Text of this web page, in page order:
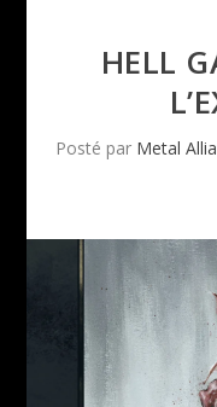
HELL
Posté par Metal